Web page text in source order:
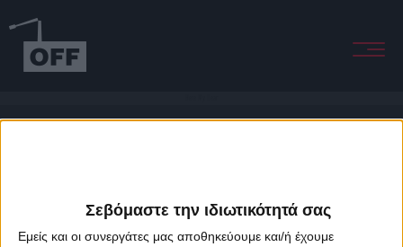
Σεβόμαστε την ιδιωτικότητά σας
Εμείς και οι συνεργάτες μας αποθηκεύουμε και/ή έχουμε